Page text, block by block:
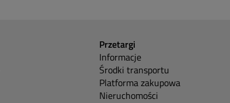
Przetargi
Informacje
Środki transportu
Platforma zakupowa
Nieruchomości